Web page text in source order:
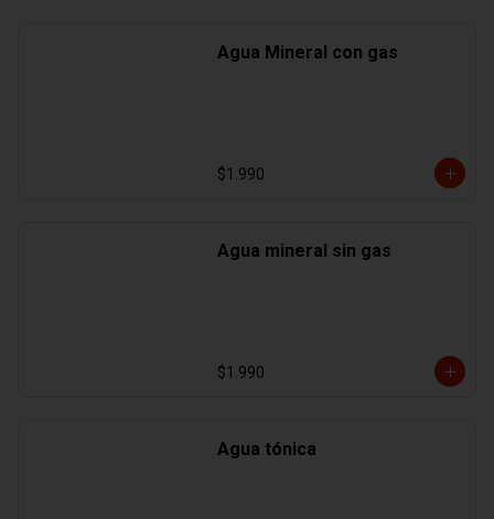
Agua Mineral con gas
$1.990
Agua mineral sin gas
$1.990
Agua tónica